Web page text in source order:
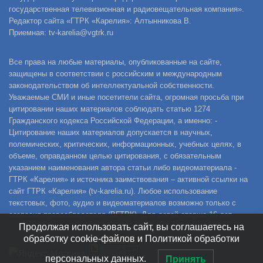
государственная телевизионная и радиовещательная компания».
Редактор сайта «ГТРК «Карелия»: Алтынникова В.
Приемная: tv-karelia@vgtrk.ru
Все права на любые материалы, опубликованные на сайте,
защищены в соответствии с российским и международным
законодательством об интеллектуальной собственности.
Уважаемые СМИ и иные посетители сайта, огромная просьба при
цитировании наших материалов соблюдать статью 1274
Гражданского кодекса Российской Федерации, а именно: -
Цитирование наших материалов допускается в научных,
полемических, критических, информационных, учебных целях, в
объеме, оправданном целью цитирования, с обязательным
указанием наименования автора статьи либо видеоматериала -
ГТРК «Карелия» и источника заимствования – активной ссылки на
сайт ГТРК «Карелия» (tv-karelia.ru). Любое использование
текстовых, фото, аудио и видеоматериалов возможно только с
согласия правообладателя (ВГТРК). Для детей старше 16 лет.
Продолжая использовать сайт, вы соглашаетесь на
обработку cookie-файлов и Политикой обработки
персональных данных. Принять